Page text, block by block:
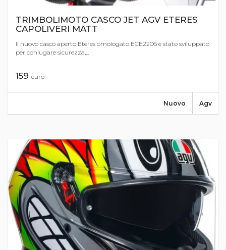
TRIMBOLIMOTO CASCO JET AGV ETERES
CAPOLIVERI MATT
Il nuovo casco aperto Eteres omologato ECE2206 è stato sviluppato
per coniugare sicurezza,...
159 euro
Agv
Nuovo